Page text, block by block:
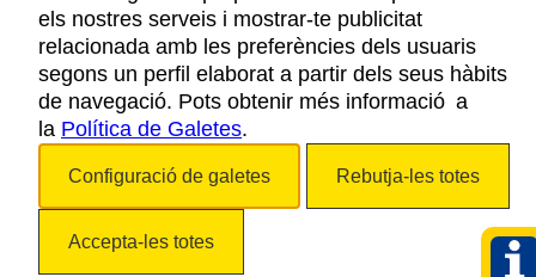
els nostres serveis i mostrar-te publicitat
relacionada amb les preferències dels usuaris
segons un perfil elaborat a partir dels seus hàbits
de navegació. Pots obtenir més informació a
la Política de Galetes.
Configuració de galetes Rebutja-les totes
Accepta-les totes